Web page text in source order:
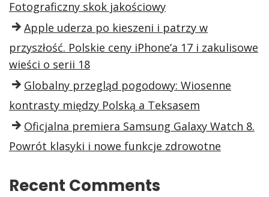
Fotograficzny skok jakościowy
Apple uderza po kieszeni i patrzy w
przyszłość. Polskie ceny iPhone’a 17 i zakulisowe
wieści o serii 18
Globalny przegląd pogodowy: Wiosenne
kontrasty między Polską a Teksasem
Oficjalna premiera Samsung Galaxy Watch 8.
Powrót klasyki i nowe funkcje zdrowotne
Recent Comments